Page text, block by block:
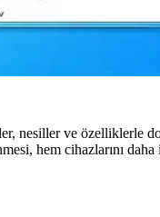
nesiller ve özelliklerle
hem cihazlarını